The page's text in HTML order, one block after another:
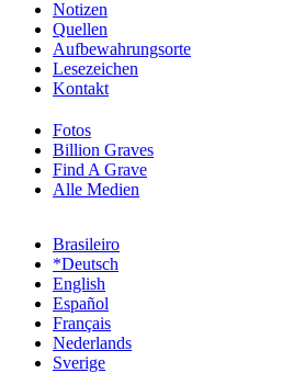
Fotos
Billion Graves
Find A Grave
Alle Medien
Notizen
Quellen
Aufbewahrungsorte
Lesezeichen
Kontakt
Brasileiro
*Deutsch
English
Español
Français
Nederlands
Sverige